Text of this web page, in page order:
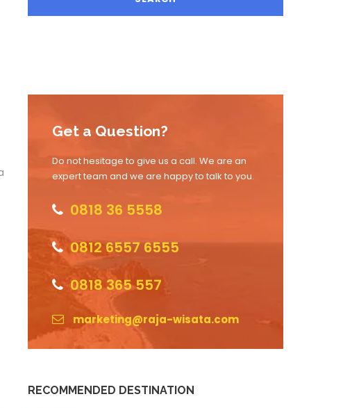
Get a Question?
Do not hesitage to give us a call. We are an
expert team and we are happy to talk to you.
0818 36 5558
0812 6557 6555
0818 365 557
marketing@raja-wisata.com
RECOMMENDED DESTINATION